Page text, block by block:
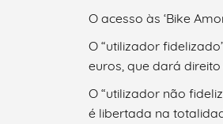
O acesso às ‘Bike
O “utilizador
euros, que dará
O “utilizador não
é libertada na